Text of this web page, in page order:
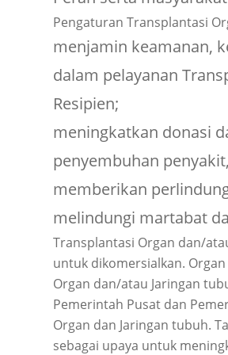
Pengaturan Transplantasi
menjamin keamanan,
dalam pelayanan
Resipien;
meningkatkan donasi
penyembuhan
memberikan
melindungi martabat
Transplantasi Organ dan/
untuk dikomersialkan.
Organ dan/atau Jaringan
Pemerintah Pusat dan
Organ dan Jaringan tubuh.
sebagai upaya untuk